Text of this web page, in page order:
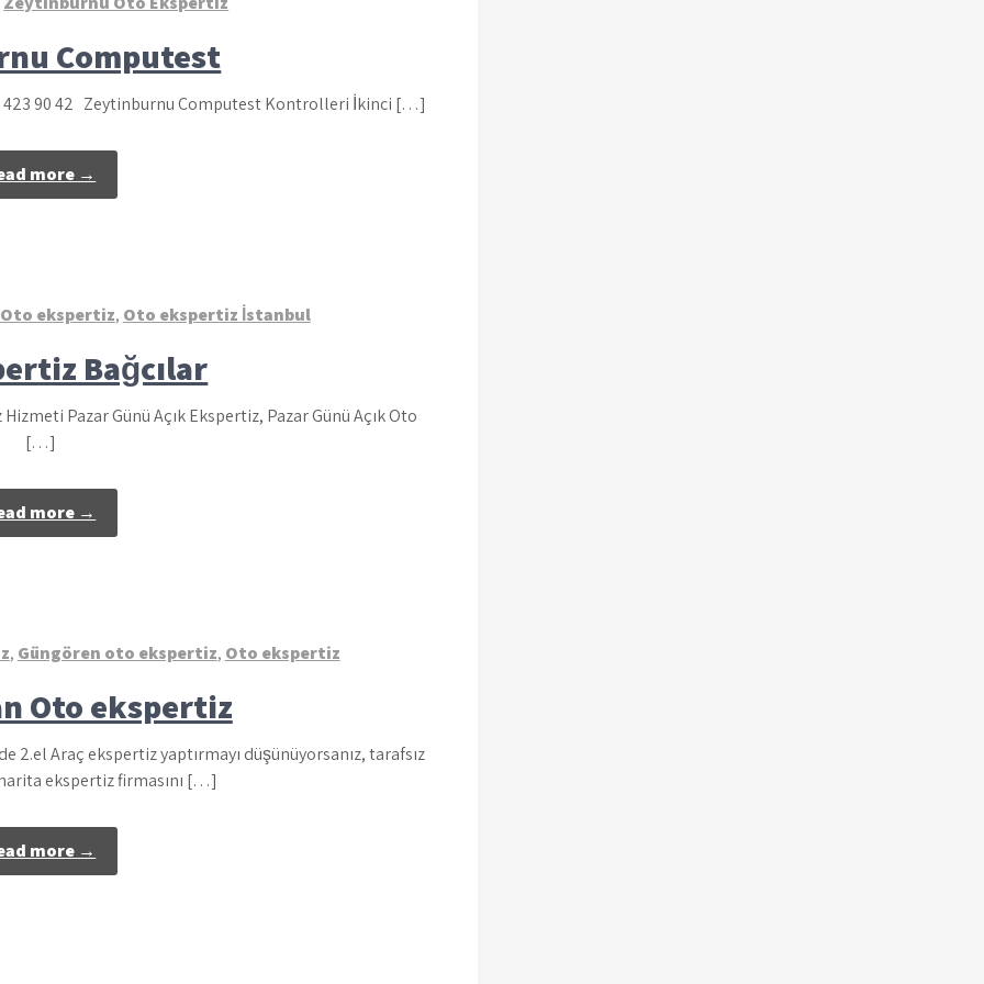
Computest
423 90 42 Zeytinburnu Computest Kontrolleri İkinci […]
more →
ekspertiz, Oto ekspertiz İstanbul
Bağcılar
Pazar Günü Açık Ekspertiz, Pazar Günü Açık Oto
[…]
more →
, Güngören oto ekspertiz, Oto ekspertiz
Oto ekspertiz
Araç ekspertiz yaptırmayı düşünüyorsanız, tarafsız
ekspertiz firmasını […]
more →